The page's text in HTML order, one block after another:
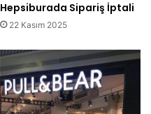
Hepsiburada Sipariş İptali
22 Kasım 2025